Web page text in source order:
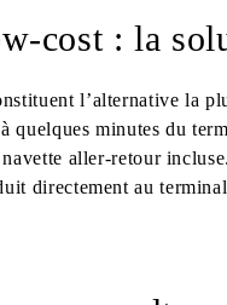
cost : la
l’alternative la
quelques minutes du
aller-retour
directement au